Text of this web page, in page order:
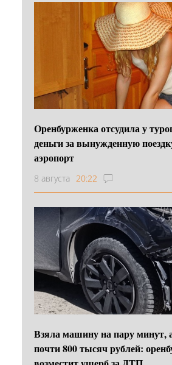
Оренбурженка отсудила у
деньги за вынужденную
аэропорт
8 августа 20:22
Взяла машину на пару минут,
почти 800 тысяч рублей: